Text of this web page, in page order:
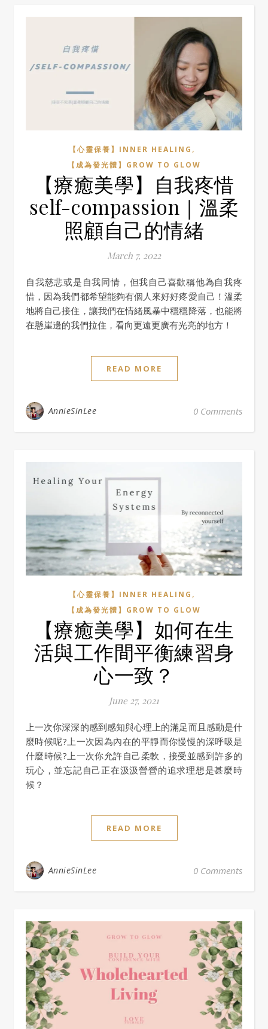
【心靈保養】INNER HEALING ,
【成為發光體】GROW TO GLOW
【療癒美學】自我疼惜
self-compassion｜溫柔
照顧自己的情緒
March 7, 2022
自我慈悲或是自我同情，但我自己喜歡稱他為自我疼
惜，因為我們都希望能夠有個人來好好疼愛自己！溫柔
地將自己接住，讓我們在情緒風暴中穩穩降落，也能將
在懸崖邊的我們拉住，看向更遠更廣有光亮的地方！
READ MORE
AnnieSinLee 0 Comments
【心靈保養】INNER HEALING ,
【成為發光體】GROW TO GLOW
【療癒美學】如何在生
活與工作間平衡練習身
心一致？
June 27, 2021
上一次你深深的感到感知與心理上的滿足而且感動是什
麼時候呢?上一次因為內在的平靜而你慢慢的深呼吸是
什麼時候?上一次你允許自己柔軟，接受並感到許多的
玩心，並忘記自己正在汲汲營營的追求理想是甚麼時
候？
READ MORE
AnnieSinLee 0 Comments